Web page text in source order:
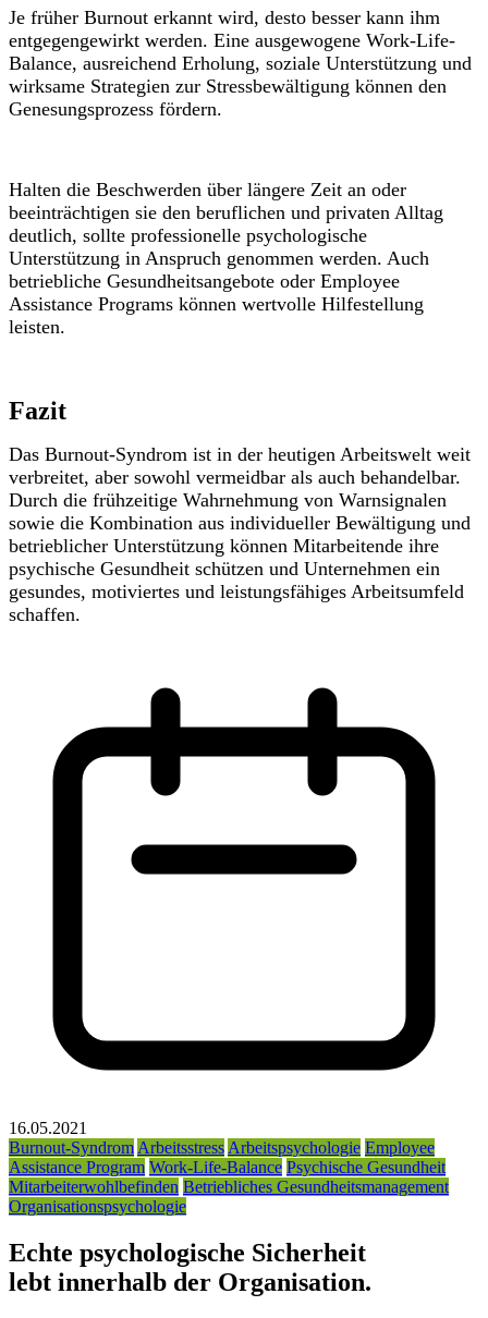
Je früher Burnout erkannt wird, desto besser kann ihm
entgegengewirkt werden. Eine ausgewogene Work-Life-
Balance, ausreichend Erholung, soziale Unterstützung und
wirksame Strategien zur Stressbewältigung können den
Genesungsprozess fördern.
Halten die Beschwerden über längere Zeit an oder
beeinträchtigen sie den beruflichen und privaten Alltag
deutlich, sollte professionelle psychologische
Unterstützung in Anspruch genommen werden. Auch
betriebliche Gesundheitsangebote oder Employee
Assistance Programs können wertvolle Hilfestellung
leisten.
Fazit
Das Burnout-Syndrom ist in der heutigen Arbeitswelt weit
verbreitet, aber sowohl vermeidbar als auch behandelbar.
Durch die frühzeitige Wahrnehmung von Warnsignalen
sowie die Kombination aus individueller Bewältigung und
betrieblicher Unterstützung können Mitarbeitende ihre
psychische Gesundheit schützen und Unternehmen ein
gesundes, motiviertes und leistungsfähiges Arbeitsumfeld
schaffen.
16.05.2021
Burnout-Syndrom Arbeitsstress Arbeitspsychologie Employee
Assistance Program Work-Life-Balance Psychische Gesundheit
Mitarbeiterwohlbefinden Betriebliches Gesundheitsmanagement
Organisationspsychologie
Echte psychologische Sicherheit
lebt innerhalb der Organisation.